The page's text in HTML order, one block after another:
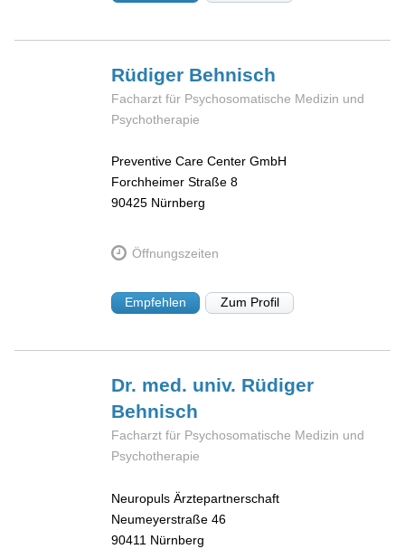
Rüdiger Behnisch
Facharzt für Psychosomatische Medizin und
Psychotherapie
Preventive Care Center GmbH
Forchheimer Straße 8
90425 Nürnberg
Öffnungszeiten
Empfehlen Zum Profil
Dr. med. univ. Rüdiger
Behnisch
Facharzt für Psychosomatische Medizin und
Psychotherapie
Neuropuls Ärztepartnerschaft
Neumeyerstraße 46
90411 Nürnberg